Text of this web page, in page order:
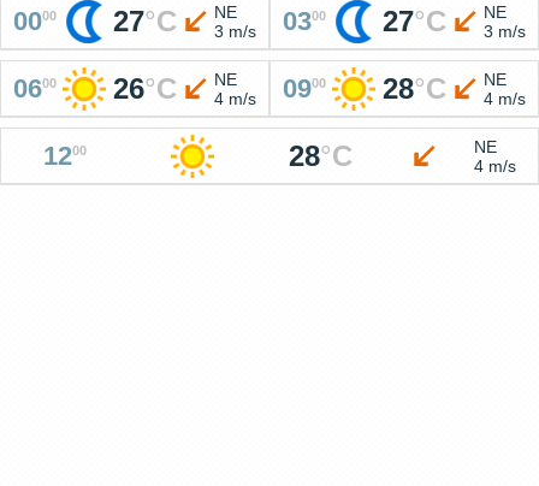
0000 27°C
NE
3 m/s
0300 27°C
NE
3 m/s
0600 26°C
NE
4 m/s
0900 28°C
NE
4 m/s
1200 28°C
NE
4 m/s